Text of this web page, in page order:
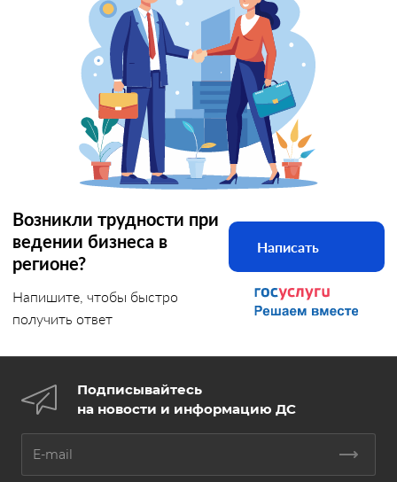
Возникли трудности при
ведении бизнеса в
регионе?
Напишите, чтобы быстро
получить ответ
Написать
Подписывайтесь
на новости и информацию ДС